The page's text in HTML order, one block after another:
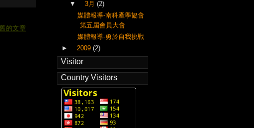
的文章
▼
3月 (2)
媒體報導-南科產學協會
第五屆會員大會
媒體報導-勇於自我挑戰
►
2009 (2)
Visitor
Country Visitors